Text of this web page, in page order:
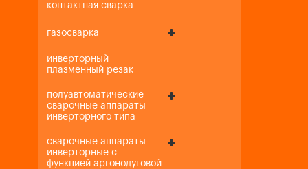
контактная сварка
газосварка
инверторный
плазменный резак
полуавтоматические
сварочные аппараты
инверторного типа
сварочные аппараты
инверторные с
функцией аргонодуговой